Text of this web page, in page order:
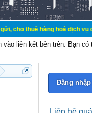
hoá dịch vụ cá nhân,
vào liên kết bên trên. Bạn có
Đăng